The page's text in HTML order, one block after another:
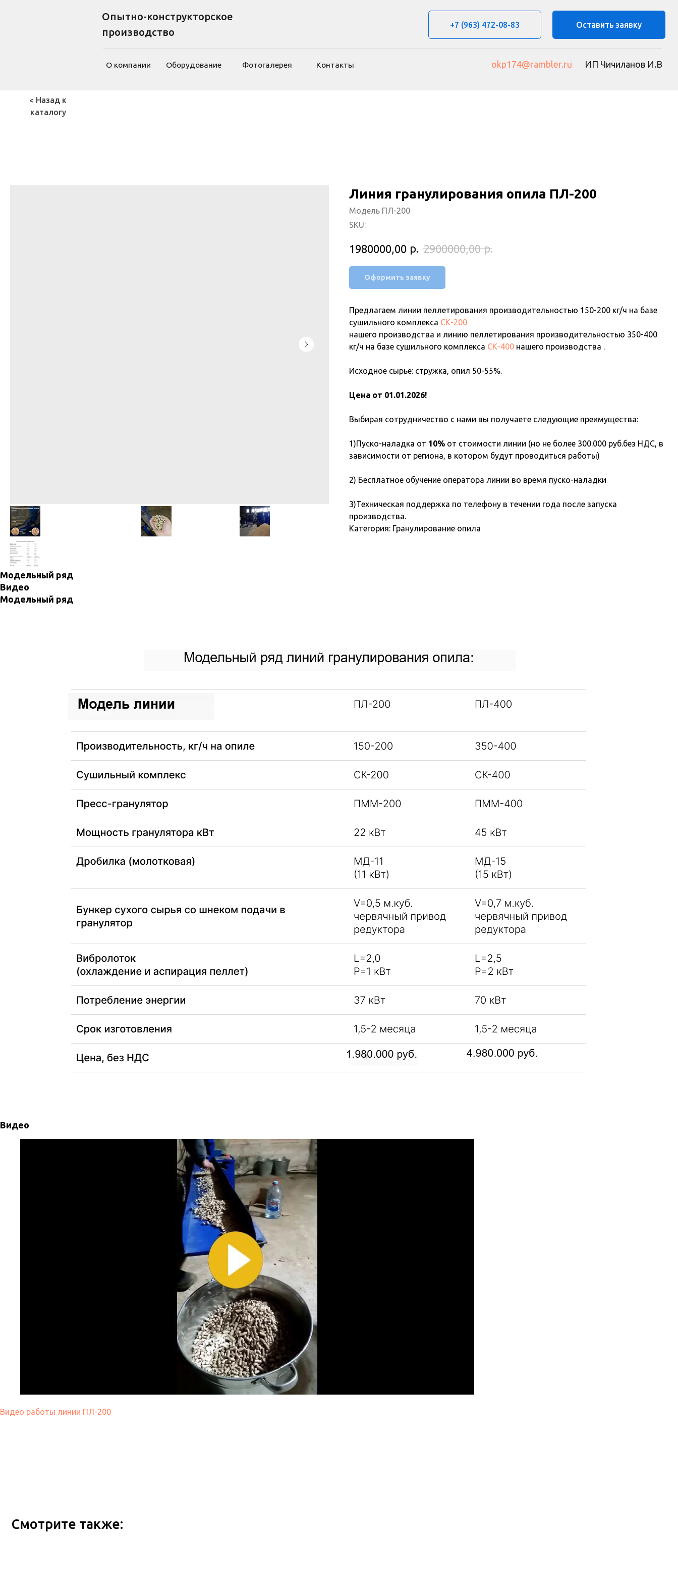
Оставить заявку
+7 (963) 472-08-83
Опытно-конструкторское
производство
каталогу
Линия гранулирования опила ПЛ-200
Модель ПЛ-200
SKU:
1980000,00 р. 2900000,00 р.
Оформить заявку
Предлагаем линии пеллетирования производительностью 150-200 кг/ч на базе
сушильного комплекса СК-200
нашего производства и линию пеллетирования производительностью 350-400
кг/ч на базе сушильного комплекса СК-400 нашего производства .
Исходное сырье: стружка, опил 50-55%.
Цена от 01.01.2026!
Выбирая сотрудничество с нами вы получаете следующие преимущества:
1)Пуско-наладка от 10% от стоимости линии (но не более 300.000 руб.без НДС, в
зависимости от региона, в котором будут проводиться работы)
2) Бесплатное обучение оператора линии во время пуско-наладки
3)Техническая поддержка по телефону в течении года после запуска
производства.
Категория: Гранулирование опила
Модельный ряд
Видео
Модельный ряд
Видео
Видео работы линии ПЛ-200